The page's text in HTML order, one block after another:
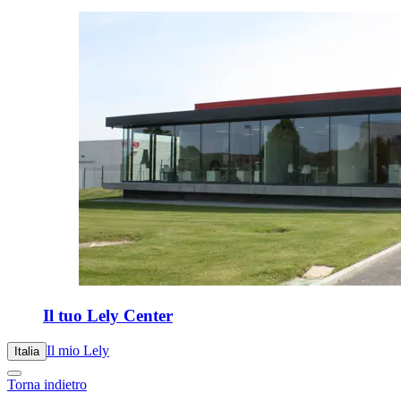
Il tuo Lely Center
Italia Il mio Lely
Torna indietro